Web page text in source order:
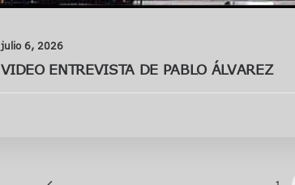
julio 6, 2026
VIDEO ENTREVISTA DE PABLO ÁLVAREZ